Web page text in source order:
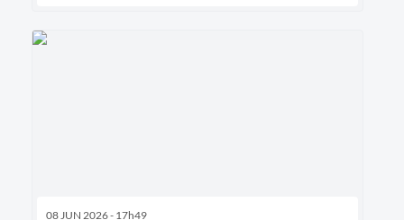
08 JUN 2026 - 17h49